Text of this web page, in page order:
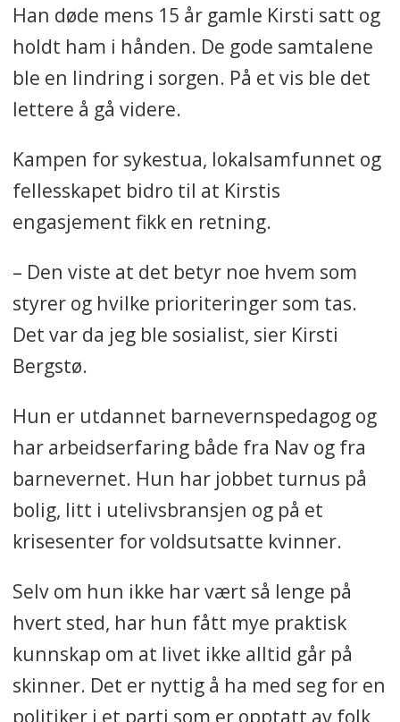
Han døde mens 15 år gamle Kirsti satt og
holdt ham i hånden. De gode samtalene
ble en lindring i sorgen. På et vis ble det
lettere å gå videre.
Kampen for sykestua, lokalsamfunnet og
fellesskapet bidro til at Kirstis
engasjement fikk en retning.
– Den viste at det betyr noe hvem som
styrer og hvilke prioriteringer som tas.
Det var da jeg ble sosialist, sier Kirsti
Bergstø.
Hun er utdannet barnevernspedagogog
har arbeidserfaring både fra Nav og fra
barnevernet. Hun har jobbet turnus på
bolig, litt i utelivsbransjen og på et
krisesenter for voldsutsatte kvinner.
Selv om hun ikke har vært så lenge på
hvert sted, har hun fått mye praktisk
kunnskap om at livet ikke alltid går på
skinner. Det er nyttig å ha med seg for en
politiker i et parti som er opptatt av folk